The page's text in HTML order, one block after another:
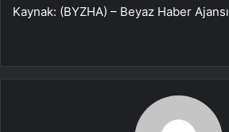
Kaynak: (BYZHA) – Beyaz Haber Ajansı